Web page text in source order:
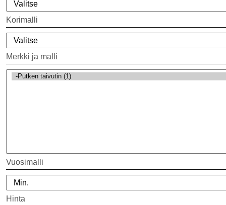
Korimalli
Merkki ja malli
Vuosimalli
Hinta